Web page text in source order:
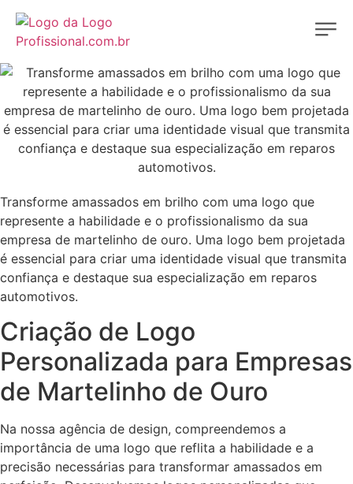
Transforme amassados em brilho com uma logo que
represente a habilidade e o profissionalismo da sua
empresa de martelinho de ouro. Uma logo bem projetada
é essencial para criar uma identidade visual que transmita
confiança e destaque sua especialização em reparos
automotivos.
Criação de Logo
Personalizada para Empresas
de Martelinho de Ouro
Na nossa agência de design, compreendemos a
importância de uma logo que reflita a habilidade e a
precisão necessárias para transformar amassados em